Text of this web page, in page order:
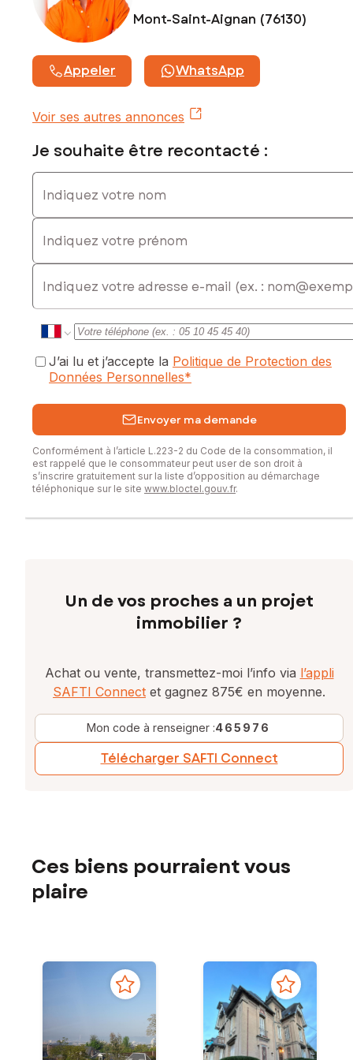
Honoraires charge vendeur
Tél. : 0670414191, E-mail : christopher.dumontier@safti.fr - EI
- Agent commercial immatriculé au RSAC de Le Havre sous
Mont-Saint-Aignan (76130)
Appeler WhatsApp
Voir ses autres annonces
Je souhaite être recontacté :
Indiquez votre nom
Indiquez votre prénom
E-mail
J’ai lu et j’accepte la Politique de Protection des
Données Personnelles*
Envoyer ma demande
Conformément à l’article L.223-2 du Code de la consommation, il
est rappelé que le consommateur peut user de son droit à
s’inscrire gratuitement sur la liste d’opposition au démarchage
téléphonique sur le site www.bloctel.gouv.fr.
Un de vos proches a un projet
immobilier ?
Achat ou vente, transmettez-moi l’info via l’appli
SAFTI Connect et gagnez 875€ en moyenne.
Mon code à renseigner :465976
Télécharger SAFTI Connect
Ces biens pourraient vous
plaire